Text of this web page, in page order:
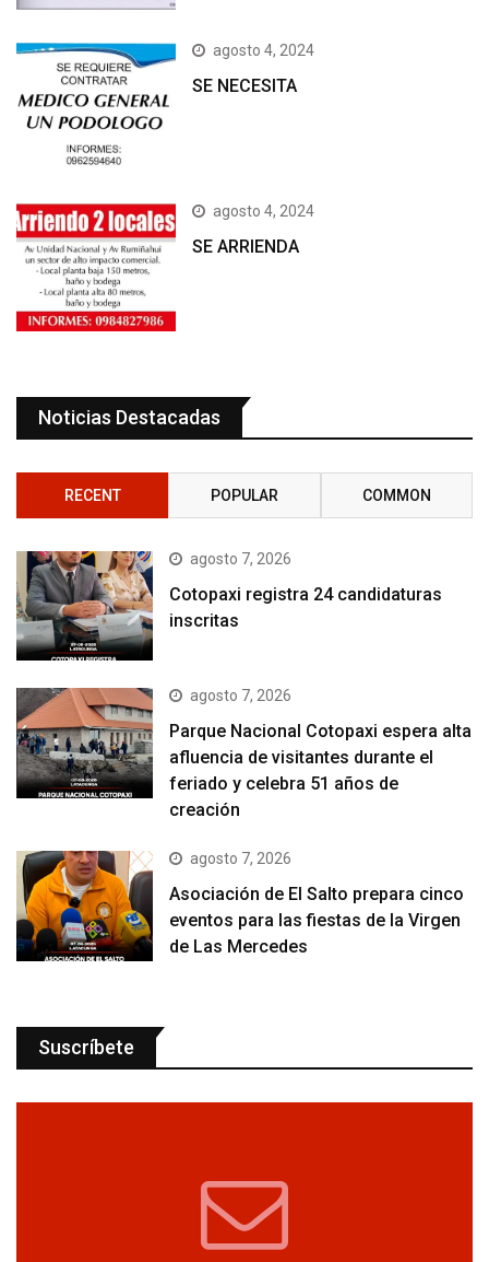
agosto 4, 2024
SE NECESITA
agosto 4, 2024
SE ARRIENDA
Noticias Destacadas
RECENT POPULAR COMMON
agosto 7, 2026
Cotopaxi registra 24 candidaturas
inscritas
agosto 7, 2026
Parque Nacional Cotopaxi espera alta
afluencia de visitantes durante el
feriado y celebra 51 años de
creación
agosto 7, 2026
Asociación de El Salto prepara cinco
eventos para las fiestas de la Virgen
de Las Mercedes
Suscríbete